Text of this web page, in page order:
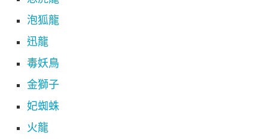
泡狐龍
迅龍
毒妖鳥
金獅子
妃蜘蛛
火龍